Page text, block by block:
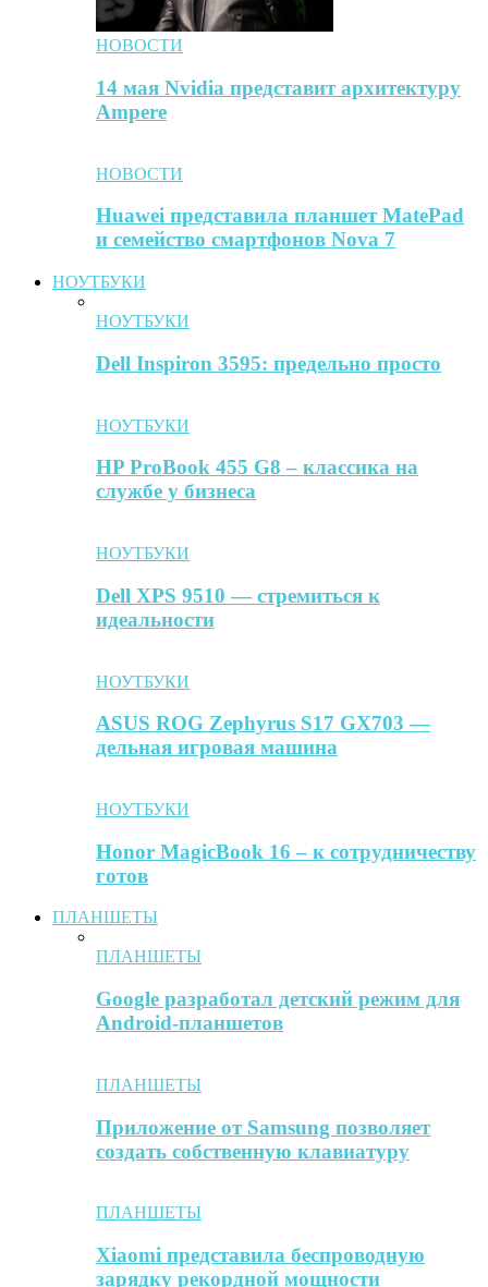
НОВОСТИ
14 мая Nvidia представит архитектуру
Ampere
НОВОСТИ
Huawei представила планшет MatePad
и семейство смартфонов Nova 7
НОУТБУКИ
НОУТБУКИ
Dell Inspiron 3595: предельно просто
НОУТБУКИ
HP ProBook 455 G8 – классика на
службе у бизнеса
НОУТБУКИ
Dell XPS 9510 — стремиться к
идеальности
НОУТБУКИ
ASUS ROG Zephyrus S17 GX703 —
дельная игровая машина
НОУТБУКИ
Honor MagicBook 16 – к сотрудничеству
готов
ПЛАНШЕТЫ
ПЛАНШЕТЫ
Google разработал детский режим для
Android-планшетов
ПЛАНШЕТЫ
Приложение от Samsung позволяет
создать собственную клавиатуру
ПЛАНШЕТЫ
Xiaomi представила беспроводную
зарядку рекордной мощности